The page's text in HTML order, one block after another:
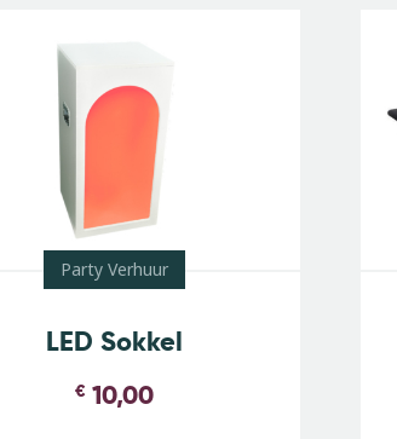
Party Verhuur
LED Sokkel
€ 10,00